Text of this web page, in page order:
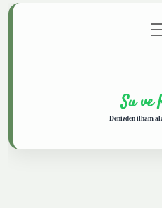
Gizlilik aç
Su ve
Denizden ilham